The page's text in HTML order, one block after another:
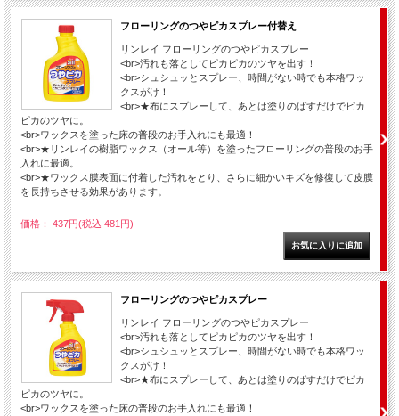
フローリングのつやピカスプレー付替え
リンレイ フローリングのつやピカスプレー
<br>汚れも落としてピカピカのツヤを出す！
<br>シュシュッとスプレー、時間がない時でも本格ワッ
クスがけ！
<br>★布にスプレーして、あとは塗りのばすだけでピカ
ピカのツヤに。
<br>ワックスを塗った床の普段のお手入れにも最適！
<br>★リンレイの樹脂ワックス（オール等）を塗ったフローリングの普段のお手
入れに最適。
<br>★ワックス膜表面に付着した汚れをとり、さらに細かいキズを修復して皮膜
を長持ちさせる効果があります。
価格： 437円(税込 481円)
フローリングのつやピカスプレー
リンレイ フローリングのつやピカスプレー
<br>汚れも落としてピカピカのツヤを出す！
<br>シュシュッとスプレー、時間がない時でも本格ワッ
クスがけ！
<br>★布にスプレーして、あとは塗りのばすだけでピカ
ピカのツヤに。
<br>ワックスを塗った床の普段のお手入れにも最適！